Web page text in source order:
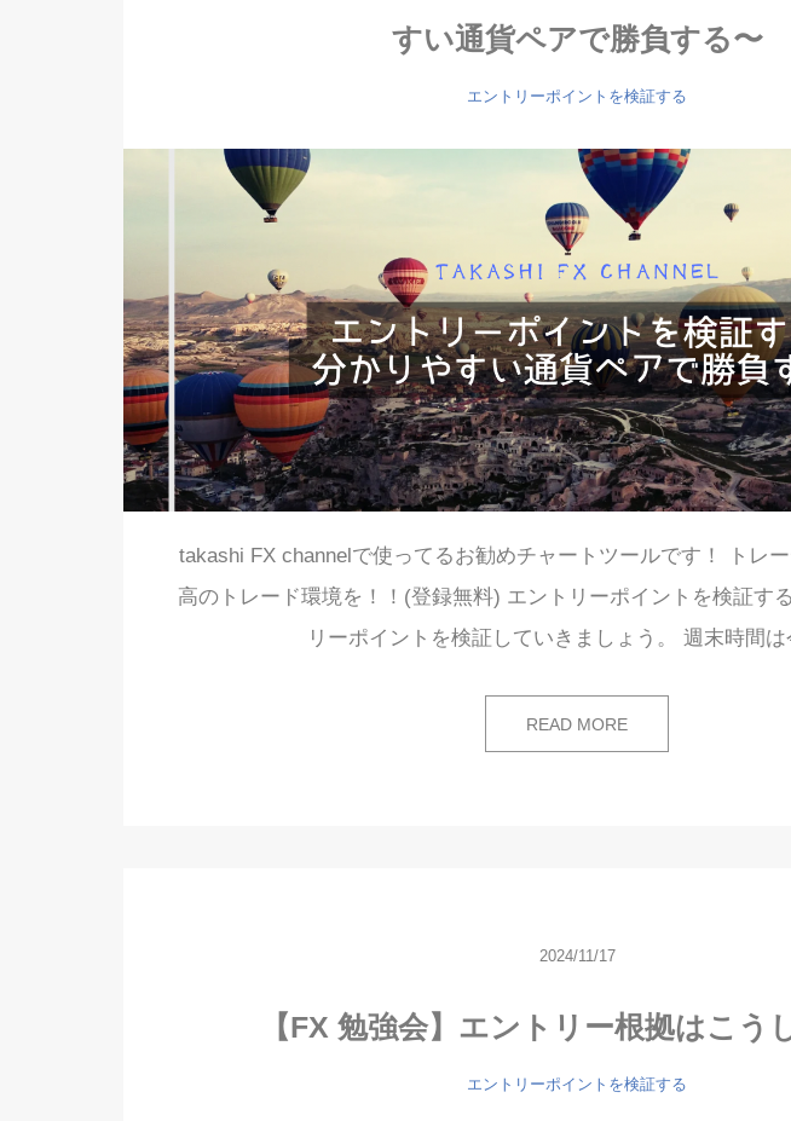
すい通貨ペアで勝負する〜
エントリーポイントを検証する
takashi FX channelで使ってるお勧めチャートツールです！ トレ
高のトレード環境を！！(登録無料) エントリーポイントを検証す
リーポイントを検証していきましょう。 週末時間
READ MORE
2024/11/17
【FX 勉強会】エントリー根拠はこう
エントリーポイントを検証する